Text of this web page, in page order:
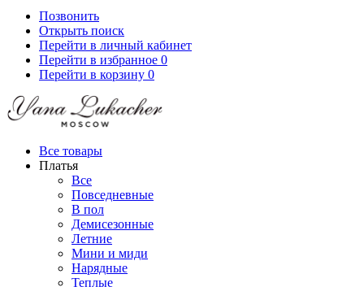
Позвонить
Открыть поиск
Перейти в личный кабинет
Перейти в избранное 0
Перейти в корзину 0
Все товары
Платья
Все
Повседневные
В пол
Демисезонные
Летние
Мини и миди
Нарядные
Теплые